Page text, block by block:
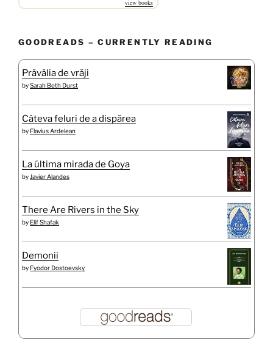
view books
GOODREADS – CURRENTLY READING
Prăvălia de vrăji
bySarah Beth Durst
Câteva feluri de a dispărea
by Flavius Ardelean
La última mirada de Goya
by Javier Alandes
There Are Rivers in the Sky
by Elif Shafak
Demonii
by Fyodor Dostoevsky